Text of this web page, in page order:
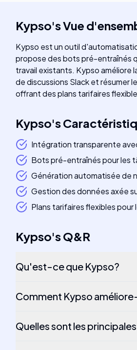
Kypso'sVue
Kypso est un outil
propose des bots pré-entraînés
travail existants. Kypso améliore
de discussions Slack et résumer
offrant des plans tarifaires
Kypso's
Intégration transparente
Bots pré-entraînés pour les
Génération automatisée de
Gestion des données axée
Plans tarifaires flexibles
Kypso'sQ&R
Qu'est-ce que Kypso?
Comment Kypso
Quelles sont les